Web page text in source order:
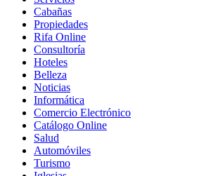
Cabañas
Propiedades
Rifa Online
Consultoría
Hoteles
Belleza
Noticias
Informática
Comercio Electrónico
Catálogo Online
Salud
Automóviles
Turismo